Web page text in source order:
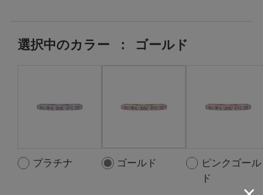
選択中のカラー ： ゴールド
プラチナ ゴールド
ピンクゴール
ド